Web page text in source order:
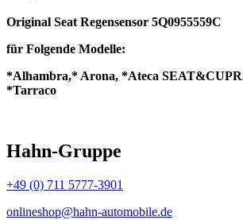
Original Seat Regensensor 5Q0955559C
für Folgende Modelle:
*Alhambra,* Arona, *Ateca
*Tarraco
Hahn-Gruppe
+49 (0) 711 5777-3901
onlineshop@hahn-automobile.de